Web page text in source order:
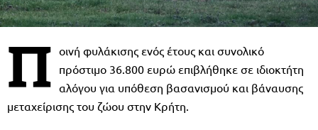
Π οινή φυλάκισης ενός έτους και συνολικό
πρόστιμο 36.800 ευρώ επιβλήθηκε σε ιδιοκτήτη
αλόγου για υπόθεση βασανισμού και βάναυσης
μεταχείρισης του ζώου στην Κρήτη.